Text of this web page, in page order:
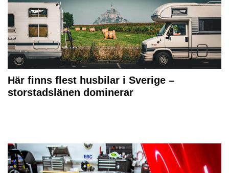
Här finns flest husbilar i Sverige –
storstadslänen dominerar